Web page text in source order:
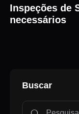
Inspeções de
necessários
Buscar